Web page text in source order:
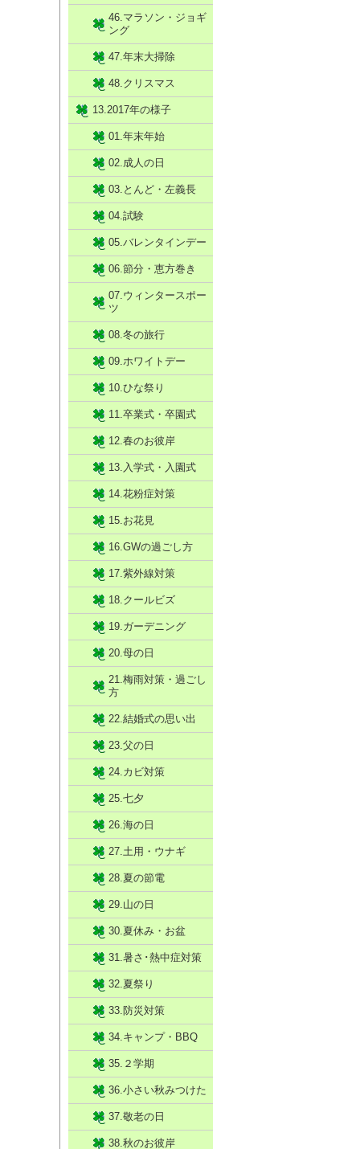
46.マラソン・ジョギ
ング
47.年末大掃除
48.クリスマス
13.2017年の様子
01.年末年始
02.成人の日
03.とんど・左義長
04.試験
05.バレンタインデー
06.節分・恵方巻き
07.ウィンタースポー
ツ
08.冬の旅行
09.ホワイトデー
10.ひな祭り
11.卒業式・卒園式
12.春のお彼岸
13.入学式・入園式
14.花粉症対策
15.お花見
16.GWの過ごし方
17.紫外線対策
18.クールビズ
19.ガーデニング
20.母の日
21.梅雨対策・過ごし
方
22.結婚式の思い出
23.父の日
24.カビ対策
25.七夕
26.海の日
27.土用・ウナギ
28.夏の節電
29.山の日
30.夏休み・お盆
31.暑さ･熱中症対策
32.夏祭り
33.防災対策
34.キャンプ・BBQ
35.２学期
36.小さい秋みつけた
37.敬老の日
38.秋のお彼岸